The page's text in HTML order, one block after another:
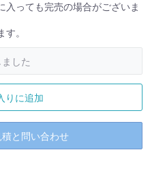
入っても完売の場合がございま
。
した
りに追加
と問い合わせ